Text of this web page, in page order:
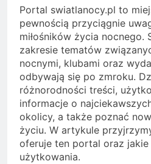
Portal swiatlanocy.pl to
pewnością przyciągnie
miłośników życia nocnego.
zakresie tematów
nocnymi, klubami oraz
odbywają się po zmroku.
różnorodności treści,
informacje o
okolicy, a także poznać
życiu. W artykule
oferuje ten portal oraz jakie
użytkowania.